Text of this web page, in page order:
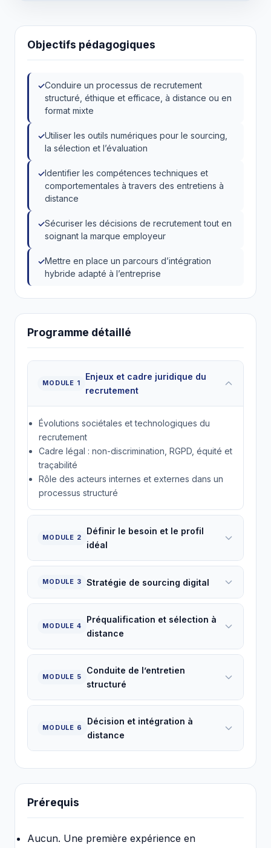
Objectifs pédagogiques
Conduire un processus de recrutement
structuré, éthique et efficace, à distance ou en
format mixte
Utiliser les outils numériques pour le sourcing,
la sélection et l’évaluation
Identifier les compétences techniques et
comportementales à travers des entretiens à
distance
Sécuriser les décisions de recrutement tout en
soignant la marque employeur
Mettre en place un parcours d’intégration
hybride adapté à l’entreprise
Programme détaillé
MODULE 1
Enjeux et cadre juridique du
recrutement
Évolutions sociétales et technologiques du
recrutement
Cadre légal : non-discrimination, RGPD, équité et
traçabilité
Rôle des acteurs internes et externes dans un
processus structuré
MODULE 2
Définir le besoin et le profil
idéal
MODULE 3 Stratégie de sourcing digital
MODULE 4
Préqualification et sélection à
distance
MODULE 5
Conduite de l’entretien
structuré
MODULE 6
Décision et intégration à
distance
Prérequis
Aucun. Une première expérience en